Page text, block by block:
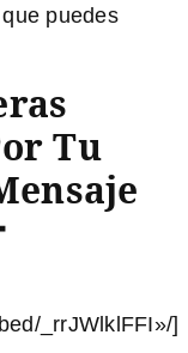
puedes
Tu
_rrJWlklFFI»/]